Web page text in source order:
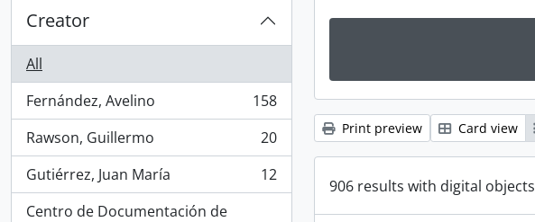
Creator
All
Fernández, Avelino
, 158 results
158
Rawson, Guillermo
, 20 results
20
Gutiérrez, Juan María
, 12 results
12
Centro de Documentación de
Print preview Card view
906 results with digital objects